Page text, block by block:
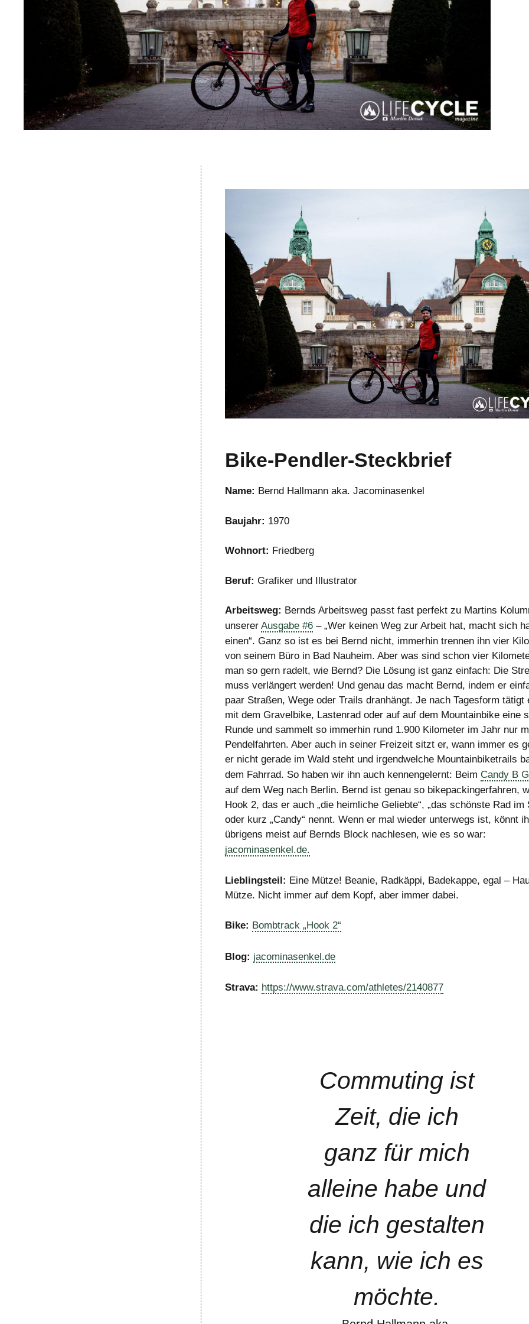
Bike-Pendler-Steckbrief
Name: Bernd Hallmann aka. Jacominasenkel
Baujahr: 1970
Wohnort: Friedberg
Beruf: Grafiker und Illustrator
Arbeitsweg: Bernds Arbeitsweg passt fast perfekt zu Martins
unserer Ausgabe #6 – „Wer keinen Weg zur Arbeit hat, macht sich
einen“. Ganz so ist es bei Bernd nicht, immerhin trennen ihn vier
von seinem Büro in Bad Nauheim. Aber was sind schon vier
man so gern radelt, wie Bernd? Die Lösung ist ganz einfach: Die
muss verlängert werden! Und genau das macht Bernd, indem er
paar Straßen, Wege oder Trails dranhängt. Je nach Tagesform tätigt
mit dem Gravelbike, Lastenrad oder auf auf dem Mountainbike eine
Runde und sammelt so immerhin rund 1.900 Kilometer im Jahr nur
Pendelfahrten. Aber auch in seiner Freizeit sitzt er, wann immer es
er nicht gerade im Wald steht und irgendwelche Mountainbiketrails
dem Fahrrad. So haben wir ihn auch kennengelernt: Beim Candy B
auf dem Weg nach Berlin. Bernd ist genau so bikepackingerfahren,
Hook 2, das er auch „die heimliche Geliebte“, „das schönste Rad im
oder kurz „Candy“ nennt. Wenn er mal wieder unterwegs ist, könnt
übrigens meist auf Bernds Block nachlesen, wie es so war:
jacominasenkel.de.
Lieblingsteil: Eine Mütze! Beanie, Radkäppi, Badekappe, egal –
Mütze. Nicht immer auf dem Kopf, aber immer dabei.
Bike: Bombtrack „Hook 2“
Blog: jacominasenkel.de
Strava: https://www.strava.com/athletes/2140877
Commuting ist
Zeit, die ich
ganz für mich
alleine habe und
die ich gestalten
kann, wie ich es
möchte.